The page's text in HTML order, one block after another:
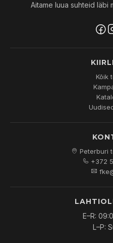
Aitame luua suhteid läbi
Kõik
Peterburi
+372
E–R:
L–P: